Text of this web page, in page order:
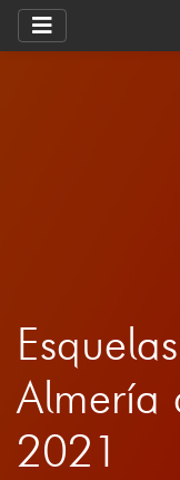
Almería
2021